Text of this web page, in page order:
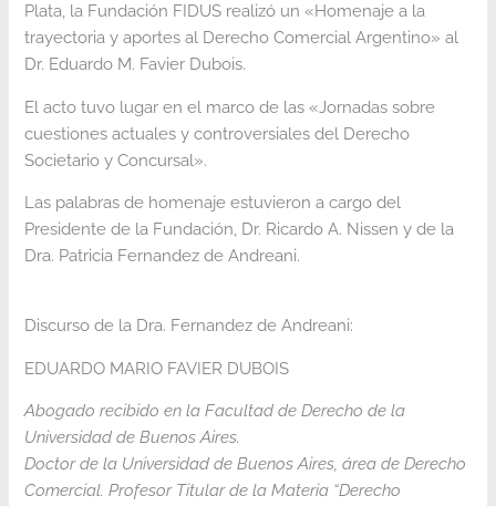
Plata, la Fundación FIDUS realizó un «Homenaje a la
trayectoria y aportes al Derecho Comercial Argentino» al
Dr. Eduardo M. Favier Dubois.
El acto tuvo lugar en el marco de las «Jornadas sobre
cuestiones actuales y controversiales del Derecho
Societario y Concursal».
Las palabras de homenaje estuvieron a cargo del
Presidente de la Fundación, Dr. Ricardo A. Nissen y de la
Dra. Patricia Fernandez de Andreani.
Discurso de la Dra. Fernandez de Andreani:
EDUARDO MARIO FAVIER DUBOIS
Abogado recibido en la Facultad de Derecho de la
Universidad de Buenos Aires.
Doctor de la Universidad de Buenos Aires, área de Derecho
Comercial. Profesor Titular de la Materia “Derecho